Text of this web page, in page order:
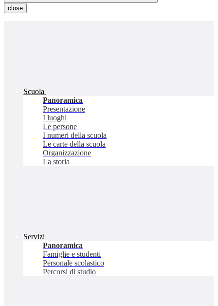
close
Scuola
Panoramica
Presentazione
I luoghi
Le persone
I numeri della scuola
Le carte della scuola
Organizzazione
La storia
Servizi
Panoramica
Famiglie e studenti
Personale scolastico
Percorsi di studio